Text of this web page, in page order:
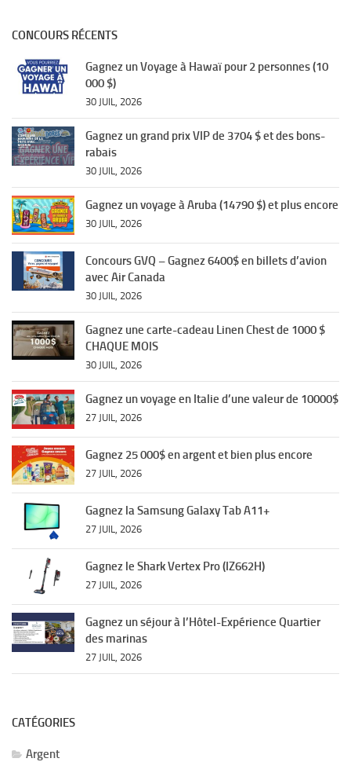
CONCOURS RÉCENTS
Gagnez un Voyage à Hawaï pour 2 personnes (10
000 $)
30 JUIL, 2026
Gagnez un grand prix VIP de 3704 $ et des bons-
rabais
30 JUIL, 2026
Gagnez un voyage à Aruba (14790 $) et plus encore
30 JUIL, 2026
Concours GVQ – Gagnez 6400$ en billets d’avion
avec Air Canada
30 JUIL, 2026
Gagnez une carte-cadeau Linen Chest de 1000 $
CHAQUE MOIS
30 JUIL, 2026
Gagnez un voyage en Italie d’une valeur de 10000$
27 JUIL, 2026
Gagnez 25 000$ en argent et bien plus encore
27 JUIL, 2026
Gagnez la Samsung Galaxy Tab A11+
27 JUIL, 2026
Gagnez le Shark Vertex Pro (IZ662H)
27 JUIL, 2026
Gagnez un séjour à l’Hôtel-Expérience Quartier
des marinas
27 JUIL, 2026
CATÉGORIES
Argent